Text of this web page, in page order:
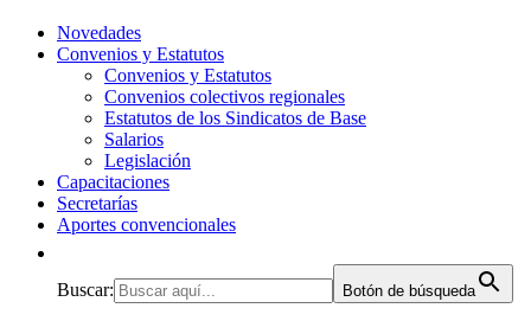
Novedades
Convenios y Estatutos
Convenios y Estatutos
Convenios colectivos regionales
Estatutos de los Sindicatos de Base
Salarios
Legislación
Capacitaciones
Secretarías
Aportes convencionales
Buscar: Botón de búsqueda